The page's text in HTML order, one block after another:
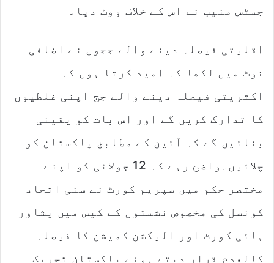
جسٹس منیب نے اس کے خلاف ووٹ دیا۔
اقلیتی فیصلہ دینے والے ججوں نے اضافی
نوٹ میں لکھا کہ امید کرتا ہوں کہ
اکثریتی فیصلہ دینے والے جج اپنی غلطیوں
کا تدارک کریں گے اور اس بات کو یقینی
بنائیں گے کہ آئین کے مطابق پاکستان کو
چلائیں۔واضح رہے کہ 12 جولائی کو اپنے
مختصر حکم میں سپریم کورٹ نے سنی اتحاد
کونسل کی مخصوص نشستوں کے کیس میں پشاور
ہائی کورٹ اور الیکشن کمیشن کا فیصلہ
کالعدم قرار دیتے ہوئے پاکستان تحریک